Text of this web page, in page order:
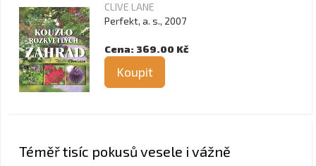
CLIVE LANE
Perfekt, a. s., 2007
Cena: 369.00 Kč
Koupit
Téměř tisíc pokusů vesele i vážně